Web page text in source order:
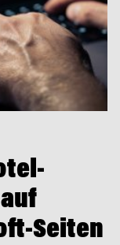
Seiten